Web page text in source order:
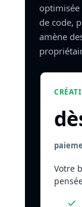
de code,
amène
Votre